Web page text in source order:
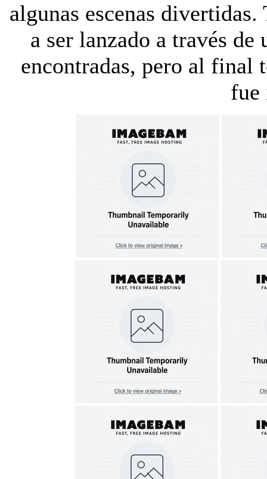
algunas escenas
a ser lanzado a través de
encontradas, pero al final
fue